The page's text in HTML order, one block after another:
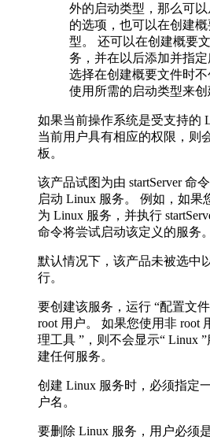
外的启动类型，那么可
的选项，也可以在创建
型。 还可以在创建概要
务，并在以后添加并指
选择在创建概要文件时
使用所需的启动类型来创
如果当前操作系统是受支持的
当前用户具有相应的权限，则
板。
该产品试图为由 startServer 命
启动 Linux 服务。 例如，如果
为 Linux 服务，并执行
命令将尝试启动该定义的服务。
默认情况下，该产品未被选中
行。
要创建该服务，运行 “配置文
root 用户。 如果您使用非 root
理工具 ”，则不会显示“ Linux
建任何服务。
创建 Linux 服务时，必须指定
户名。
要删除 Linux 服务，用户必须